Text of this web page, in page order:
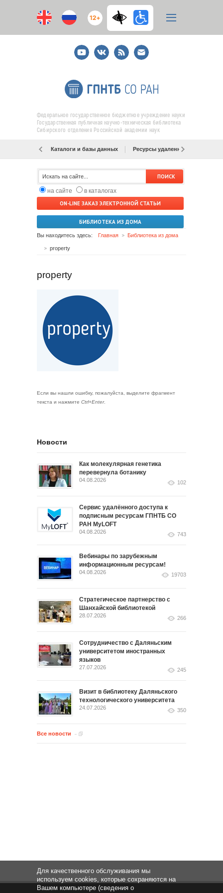
12+
YoutubeВКонтакте
RSS
E-
mail
подписка
Федеральное государственное бюджетное учреждение науки
Государственная публичная научно-техническая библиотека
Сибирского отделения Российской академии наук
Каталоги и базы данных Ресурсы удаленного доступа
на сайте
в каталогах
ON-LINE ЗАКАЗ ЭЛЕКТРОННОЙ СТАТЬИ
БИБЛИОТЕКА ИЗ ДОМА
Вы находитесь здесь: Главная Библиотека из дома
property
property
Если вы нашли ошибку, пожалуйста, выделите фрагмент
текста и нажмите Ctrl+Enter.
Новости
Как молекулярная генетика
перевернула ботанику
04.08.2026 102
Сервис удалённого доступа к
подписным ресурсам ГПНТБ СО
РАН MyLOFT
04.08.2026 743
Вебинары по зарубежным
информационным ресурсам!
04.08.2026 19703
Стратегическое партнерство с
Шанхайской библиотекой
28.07.2026 266
Сотрудничество с Даляньским
университетом иностранных
языков
27.07.2026 245
Визит в библиотеку Даляньского
технологического университета
24.07.2026 350
Все новости
Для качественного обслуживания мы
используем cookies, которые сохраняются на
Вашем компьютере (сведения о